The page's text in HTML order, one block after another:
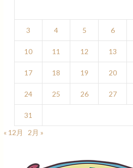
3 4 5 6
10 11 12 13
17 18 19 20
24 25 26 27
31
« 12月
2月 »